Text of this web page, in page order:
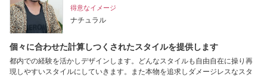
得意なイメージ
ナチュラル
個々に合わせた計算しつくされたスタイルを提供します
都内での経験を活かしデザインします。どんなスタイルも自由自在に操り再
現しやすいスタイルにしていきます。また本物を追求しダメージレスなスタ